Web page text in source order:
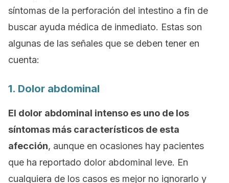
síntomas de la perforación del intestino a fin de
buscar ayuda médica de inmediato. Estas son
algunas de las señales que se deben tener en
cuenta:
1. Dolor abdominal
El dolor abdominal intenso es uno de los
síntomas más característicos de esta
afección, aunque en ocasiones hay pacientes
que ha reportado dolor abdominal leve. En
cualquiera de los casos es mejor no ignorarlo y